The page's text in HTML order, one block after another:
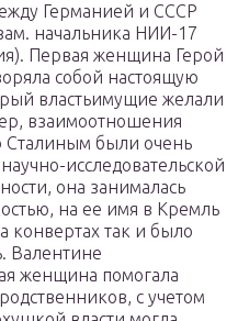
Германией и СССР
начальника НИИ-17
Первая женщина Герой
собой настоящую
властьимущие желали
взаимоотношения
Сталиным были очень
исследовательской
она занималась
на ее имя в Кремль
конвертах так и было
Валентине
женщина помогала
с учетом